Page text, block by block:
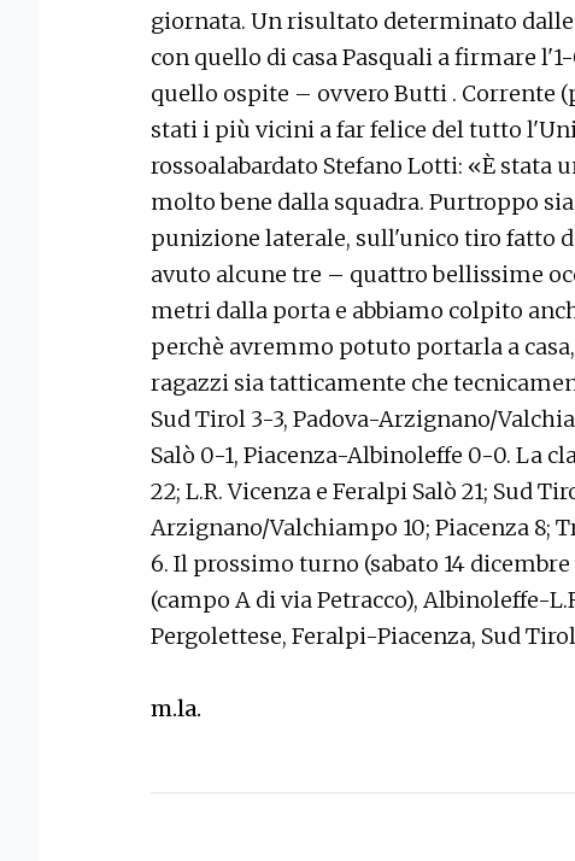
giornata. Un risultato determinato
con quello di casa Pasquali a firmare
quello ospite – ovvero Butti . Corrente
stati i più vicini a far felice del tutto
rossoalabardato Stefano Lotti: «È stata
molto bene dalla squadra. Purtroppo
punizione laterale, sull'unico tiro fatto
avuto alcune tre – quattro bellissime
metri dalla porta e abbiamo colpito
perchè avremmo potuto portarla a
ragazzi sia tatticamente che
Sud Tirol 3-3, Padova-Arzignano/
Salò 0-1, Piacenza-Albinoleffe 0-0. La
22; L.R. Vicenza e Feralpi Salò 21; Sud
Arzignano/Valchiampo 10; Piacenza 8;
6. Il prossimo turno (sabato 14
(campo A di via Petracco), Albinoleffe-
Pergolettese, Feralpi-Piacenza, Sud
m.la.